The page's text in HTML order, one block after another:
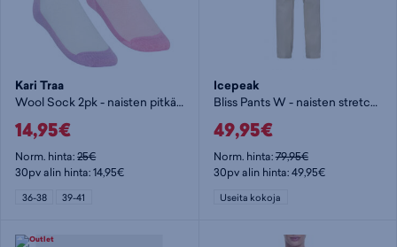
Kari Traa
Wool Sock 2pk - naisten pitkät sukat
14,95€
Norm. hinta:25€
30pv alin hinta: 14,95€
36-38 39-41
Icepeak
Bliss Pants W - naisten stretch-housut
49,95€
Norm. hinta:79,95€
30pv alin hinta: 49,95€
Useita kokoja